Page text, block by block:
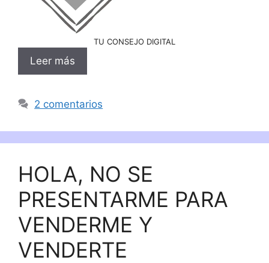
TU CONSEJO DIGITAL
Leer más
2 comentarios
HOLA, NO SE
PRESENTARME PARA
VENDERME Y
VENDERTE